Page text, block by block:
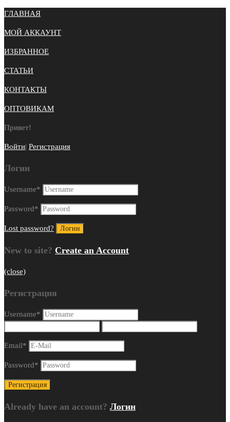
ГЛАВНАЯ
МОЙ АККАУНТ
ИЗБРАННОЕ
СТАТЬИ
КОНТАКТЫ
ОПТОВИКАМ
Привет!
Войти| Регистрация
Логин
Username*
Password*
Lost password?
New to site? Create an Account
(close)
Регистрация
Username*
Email*
Password*
Already have an account? Логин